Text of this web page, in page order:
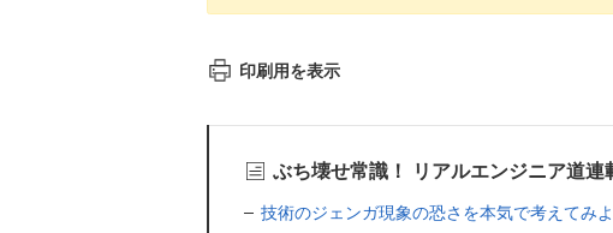
印刷用を表示
ぶち壊せ常識！ リアルエンジニア道連
技術のジェンガ現象の恐さを本気で考えてみ